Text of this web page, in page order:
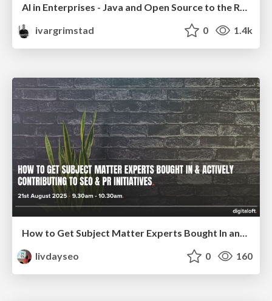
AI in Enterprises - Java and Open Source to the Rescue
ivargrimstad
0 1.4k
How to Get Subject Matter Experts Bought In and Actively Contributing to SEO & PR Initiatives.
livdayseo
0 160